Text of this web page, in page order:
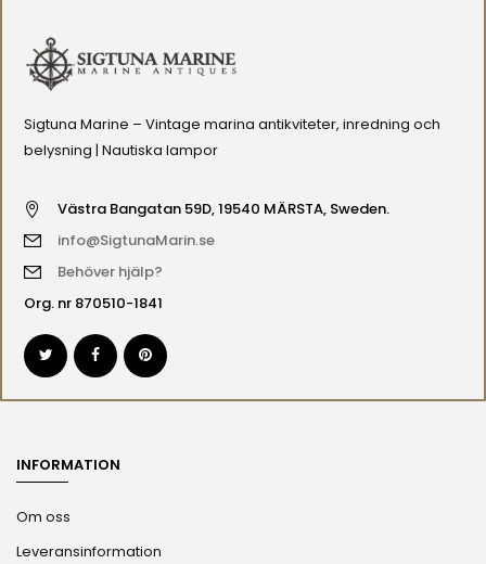
Sigtuna Marine – Vintage marina antikviteter, inredning och
belysning | Nautiska lampor
Västra Bangatan 59D, 19540 MÄRSTA, Sweden.
info@SigtunaMarin.se
Behöver hjälp?
Org. nr 870510-1841
INFORMATION
Om oss
Leveransinformation